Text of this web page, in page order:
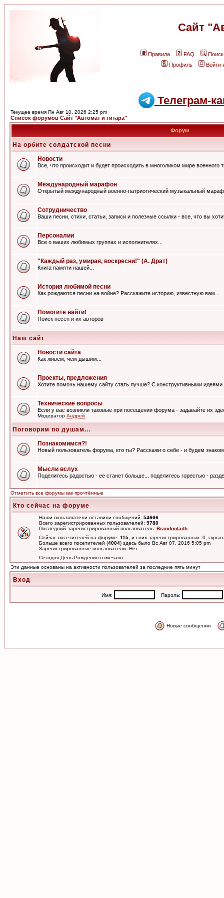
Сайт
Правила FAQ
Поиск
Профиль
Войти
Телеграм-
Текущее время Пн Авг 10, 2026 2:25 pm
Список форумов Сайт "Автомат и гитара"
Форум
На орбите солдатской песни
Новости
Все, что происходит и будет происходить в многоликом мире военного
Международный марафон
Открытый международный военно-патриотический музыкальный
Сотрудничество
Ваши песни, стихи, статьи, записи и полезные ссылки - все, что вы
Персоналии
Все о ваших любимых группах и исполнителях...
"Каждый раз, умирая, воскресни!" (А. Драт)
Книга памяти нашей...
История любимой песни
Как рождаются песни на войне? Расскажите историю, известную вам...
Помогите найти!
Поиск песен и их авторов
Наш сайт
Новости сайта
Как живем, чем дышим...
Проекты, предложения
Хотите помочь нашему сайту стать лучше? С конструктивными
Технические вопросы
Если у вас возникли таковые при посещении форума - задавайте их
Модератор Андрей
Поговорим по душам...
Познакомимся?!
Новый пользователь форума, кто ты? Расскажи о себе - и будем
Мысли вслух
Поделитесь радостью - ее станет больше... поделитесь горестью -
Отметить все форумы как прочтённые
Кто сейчас на форуме
Наши пользователи оставили сообщений: 54666
Всего зарегистрированных пользователей: 9780
Последний зарегистрированный пользователь: Brandontaith
Сейчас посетителей на форуме: 115 , из них зарегистрированных: 0,
Больше всего посетителей (4004) здесь было Вс Авг 07, 2016 5:05 pm
Зарегистрированные пользователи: Нет
Сегодня День Рождения отмечают:
Эти данные основаны на активности пользователей за последние пять минут
Вход
Имя: Пароль:
Новые сообщения